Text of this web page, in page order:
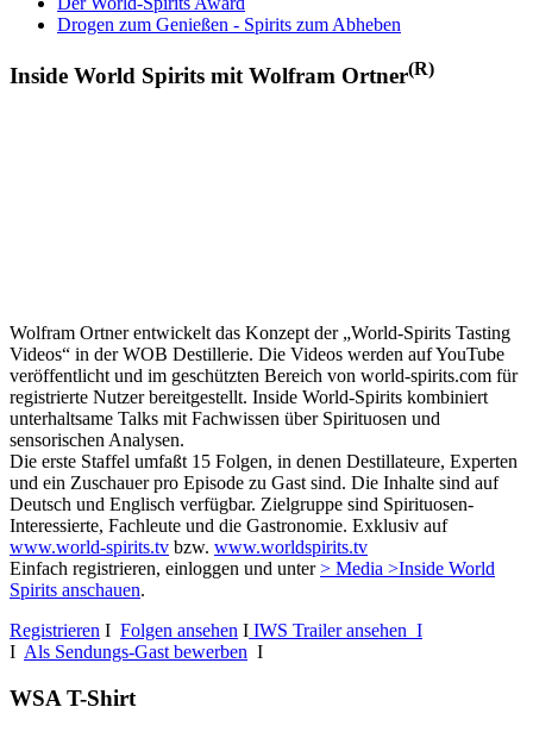
Drogen zum Genießen - Spirits zum Abheben
Inside World Spirits mit Wolfram Ortner(R)
Wolfram Ortner entwickelt das Konzept der „World-Spirits Tasting
Videos“ in der WOB Destillerie. Die Videos werden auf YouTube
veröffentlicht und im geschützten Bereich von world-spirits.com für
registrierte Nutzer bereitgestellt. Inside World-Spirits kombiniert
unterhaltsame Talks mit Fachwissen über Spirituosen und
sensorischen Analysen.
Die erste Staffel umfaßt 15 Folgen, in denen Destillateure, Experten
und ein Zuschauer pro Episode zu Gast sind. Die Inhalte sind auf
Deutsch und Englisch verfügbar. Zielgruppe sind Spirituosen-
Interessierte, Fachleute und die Gastronomie. Exklusiv auf
www.world-spirits.tv bzw. www.worldspirits.tv
Einfach registrieren, einloggen und unter> Media >Inside World
Spirits anschauen.
Registrieren I Folgen ansehen I IWS Trailer ansehen I
I Als Sendungs-Gast bewerben I
WSA T-Shirt